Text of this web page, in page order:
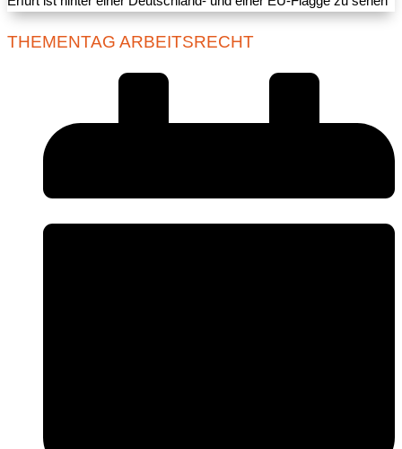
THEMENTAG ARBEITSRECHT